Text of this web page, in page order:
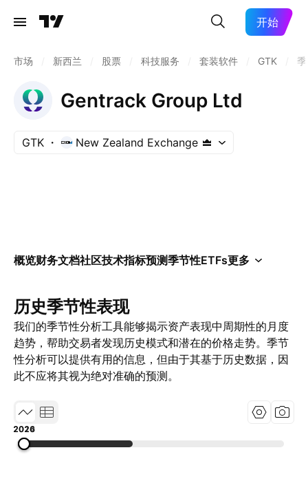
开始
市场 新西兰 股票 科技服务 套装软件 GTK
Gentrack Group Ltd
GTK New Zealand Exchange
概览财务文档社区技术指标预测季节性ETFs更多
历史季节性表现
我们的季节性分析工具能够揭示资产表现中周期性的月度
趋势，帮助交易者发现历史模式和潜在的价格走势。季节
性分析可以提供有用的信息，但由于其基于历史数据，因
此不应将其视为绝对准确的预测。
2014
2020
2026